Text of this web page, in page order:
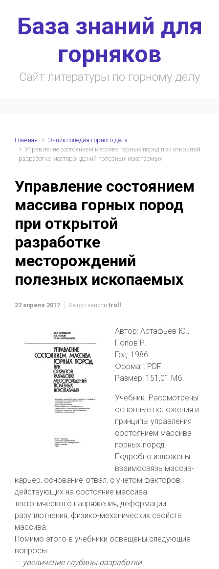
База знаний для
горняков
Сайт литературы по горному делу
Главная
Энциклопедия горного дела
Управление состоянием массива горных пород при открытой
разработке месторождений полезных ископаемых
Управление состоянием
массива горных пород
при открытой
разработке
месторождений
полезных ископаемых
22 апреля 2017 Автор записи troll
Автор: Астафьев Ю.,
Попов Р.
Год: 1986
Формат: PDF
Размер: 151,01 Мб
Учебник. Рассмотрены
основные положения и
принципы управления
состоянием массива
горных пород.
Подробно изложены
взаимосвязь массив-
карьер, основание-отвал, с учетом факторов,
действующих на состояние массива:
тектонического напряжения, деформации
разуплотнения, физико-механических свойств
массива.
Помимо этого в учебники освещены следующие
вопросы:
— увеличение глубины разработки